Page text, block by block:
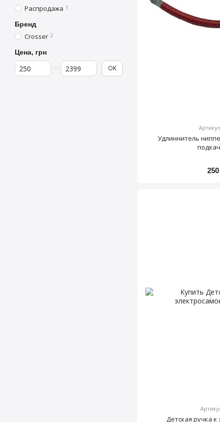
Удлиннитель
Детская ручка к
Распродажа 1
Бренд
Crosser 2
Цена, грн
От Цена, грн
До Цена, грн OK